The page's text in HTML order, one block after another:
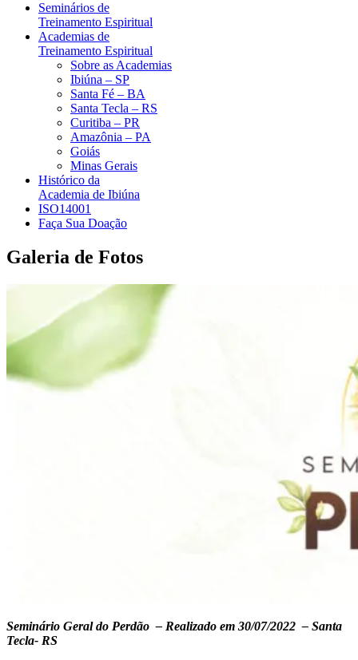
Seminários de
Treinamento Espiritual
Academias de
Treinamento Espiritual
Sobre as Academias
Ibiúna – SP
Santa Fé – BA
Santa Tecla – RS
Curitiba – PR
Amazônia – PA
Goiás
Minas Gerais
Histórico da
Academia de Ibiúna
ISO14001
Faça Sua Doação
Galeria de Fotos
Seminário Geral do Perdão – Realizado em 30/07/2022 – Santa
Tecla- RS